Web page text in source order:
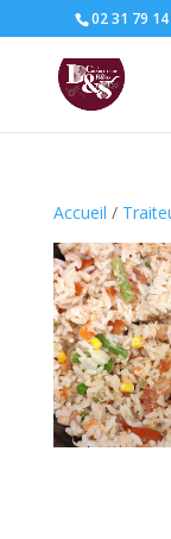
02 31 79 14
Accueil /